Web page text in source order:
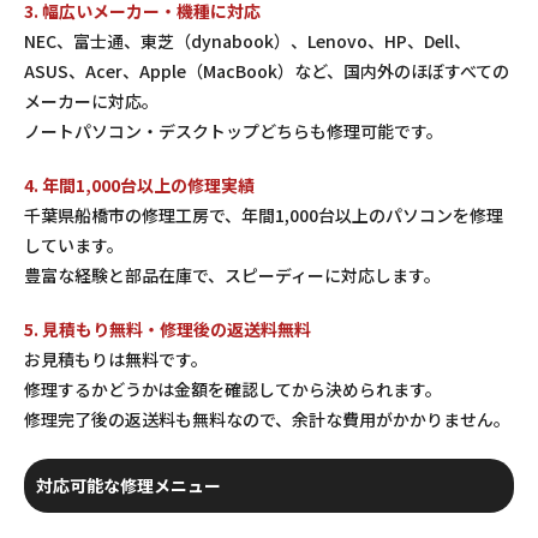
3. 幅広いメーカー・機種に対応
NEC、富士通、東芝（dynabook）、Lenovo、HP、Dell、
ASUS、Acer、Apple（MacBook）など、国内外のほぼすべての
メーカーに対応。
ノートパソコン・デスクトップどちらも修理可能です。
4. 年間1,000台以上の修理実績
千葉県船橋市の修理工房で、年間1,000台以上のパソコンを修理
しています。
豊富な経験と部品在庫で、スピーディーに対応します。
5. 見積もり無料・修理後の返送料無料
お見積もりは無料です。
修理するかどうかは金額を確認してから決められます。
修理完了後の返送料も無料なので、余計な費用がかかりません。
対応可能な修理メニュー